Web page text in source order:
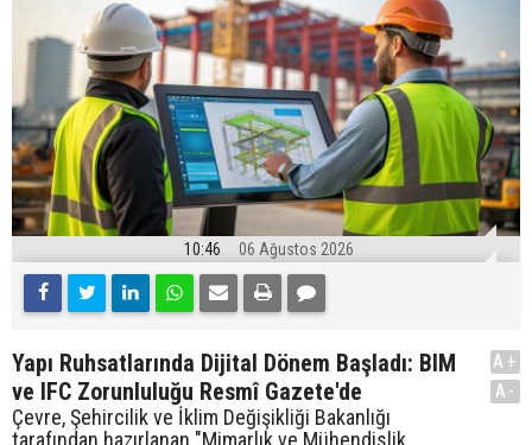
10:46 06 Ağustos 2026
Yapı Ruhsatlarında Dijital Dönem Başladı: BIM
ve IFC Zorunluluğu Resmî Gazete'de
Çevre, Şehircilik ve İklim Değişikliği Bakanlığı
tarafından hazırlanan "Mimarlık ve Mühendislik
A+
A-